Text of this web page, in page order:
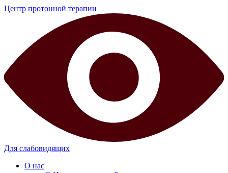
Центр протонной терапии
Для слабовидящих
О нас